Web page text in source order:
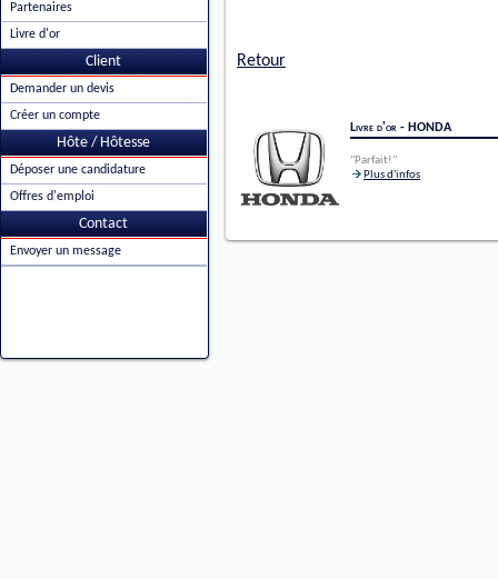
Partenaires
Livre d'or
Client
Demander un devis
Créer un compte
Hôte / Hôtesse
Déposer une candidature
Offres d'emploi
Contact
Envoyer un message
Retour
Livre d'or - HONDA
"Parfait!"
Plus d'infos